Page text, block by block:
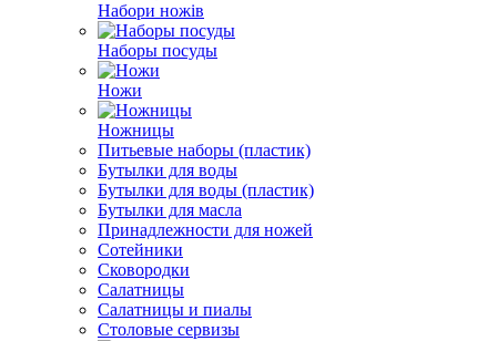
Набори ножів
Наборы посуды
Ножи
Ножницы
Питьевые наборы (пластик)
Бутылки для воды
Бутылки для воды (пластик)
Бутылки для масла
Принадлежности для ножей
Сотейники
Сковородки
Салатницы
Салатницы и пиалы
Столовые сервизы